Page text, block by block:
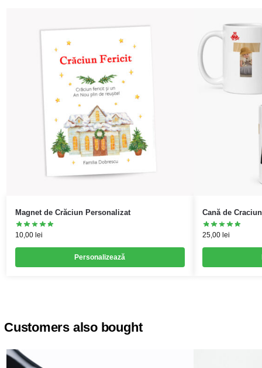
Magnet de Crăciun Personalizat
10,00 lei
Personalizează
Cană de
25,00 lei
Customers also bought